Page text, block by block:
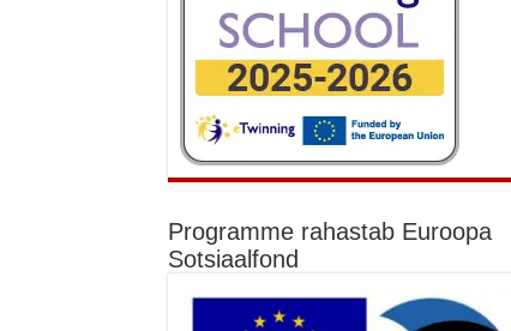
Programme rahastab Euroopa
Sotsiaalfond